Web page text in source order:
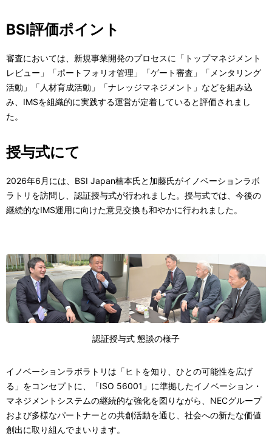
BSI評価ポイント
審査においては、新規事業開発のプロセスに「トップマネジメント
レビュー」「ポートフォリオ管理」「ゲート審査」「メンタリング
活動」「人材育成活動」「ナレッジマネジメント」などを組み込
み、IMSを組織的に実践する運営が定着していると評価されまし
た。
授与式にて
2026年6月には、BSI Japan楠本氏と加藤氏がイノベーションラボ
ラトリを訪問し、認証授与式が行われました。授与式では、今後の
継続的なIMS運用に向けた意見交換も和やかに行われました。
認証授与式 懇談の様子
イノベーションラボラトリは「ヒトを知り、ひとの可能性を広げ
る」をコンセプトに、「ISO 56001」に準拠したイノベーション・
マネジメントシステムの継続的な強化を図りながら、NECグループ
および多様なパートナーとの共創活動を通じ、社会への新たな価値
創出に取り組んでまいります。